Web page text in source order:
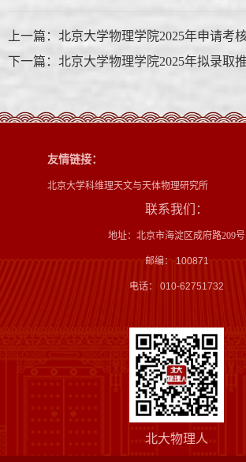
友情链接：
北京大学科维理天文与天体物理研究所
联系我们：
地址：北京市海淀区成府路209号
邮编： 100871
电话： 010-62751732
北大物理人